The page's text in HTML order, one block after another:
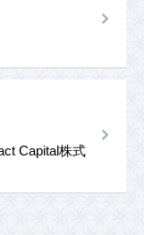
Capital株式